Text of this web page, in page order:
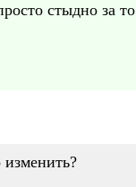
стыдно за то